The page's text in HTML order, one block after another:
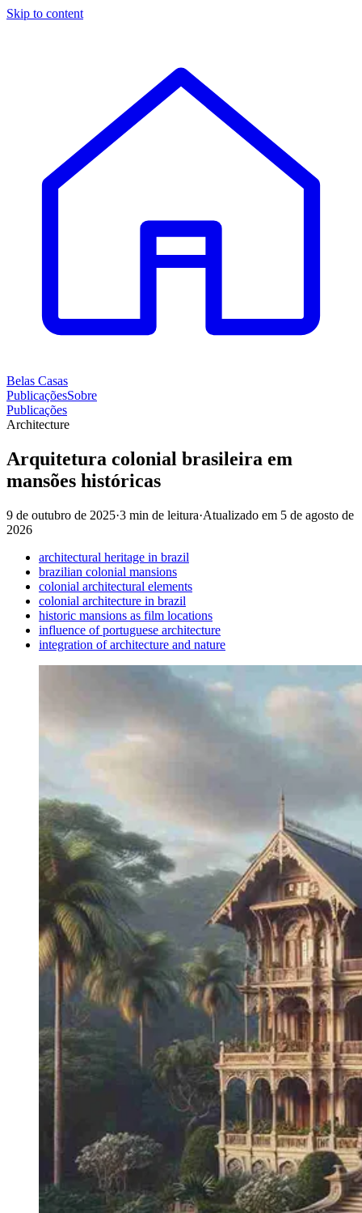
Skip to content
Belas Casas
PublicaçõesSobre
Publicações
Architecture
Arquitetura colonial brasileira em
mansões históricas
9 de outubro de 2025·3 min de leitura·Atualizado em 5 de agosto de
2026
architectural heritage in brazil
brazilian colonial mansions
colonial architectural elements
colonial architecture in brazil
historic mansions as film locations
influence of portuguese architecture
integration of architecture and nature